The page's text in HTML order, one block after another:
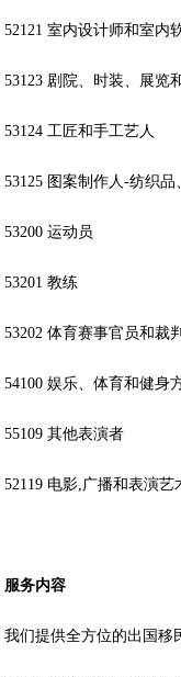
52121 室内设计师和室内
53123 剧院、时装、展览
53124 工匠和手工艺人
53125 图案制作人-纺织
53200 运动员
53201 教练
53202 体育赛事官员和裁
54100 娱乐、体育和健身
55109 其他表演者
52119 电影,广播和表演
服务内容
我们提供全方位的出国移